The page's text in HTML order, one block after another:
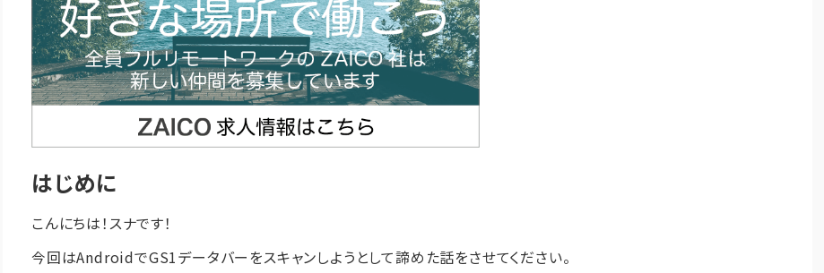
はじめに
こんにちは！スナです！
今回はAndroidでGS1データバーをスキャンしようとして諦めた話をさせてください。